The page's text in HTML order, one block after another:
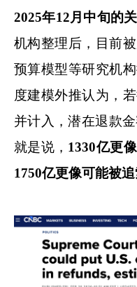
2025年12月中旬的
机构整理后，目前
预算模型等研究机
度建模外推认为，
并计入，潜在退款
就是说， 1330亿更
1750亿更像可能被